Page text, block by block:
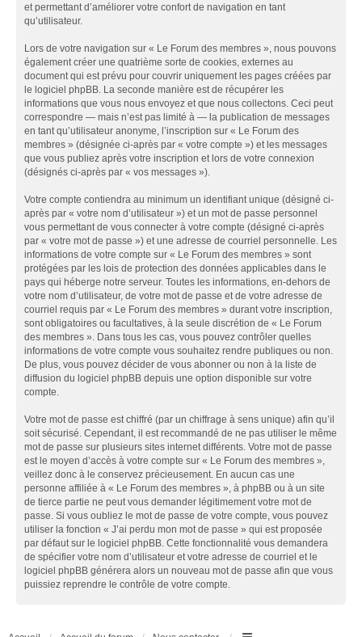
et permettant d’améliorer votre confort de navigation en tant
qu’utilisateur.
Lors de votre navigation sur « Le Forum des membres », nous pouvons
également créer une quatrième sorte de cookies, externes au
document qui est prévu pour couvrir uniquement les pages créées par
le logiciel phpBB. La seconde manière est de récupérer les
informations que vous nous envoyez et que nous collectons. Ceci peut
correspondre — mais n’est pas limité à — la publication de messages
en tant qu’utilisateur anonyme, l’inscription sur « Le Forum des
membres » (désignée ci-après par « votre compte ») et les messages
que vous publiez après votre inscription et lors de votre connexion
(désignés ci-après par « vos messages »).
Votre compte contiendra au minimum un identifiant unique (désigné ci-
après par « votre nom d’utilisateur ») et un mot de passe personnel
vous permettant de vous connecter à votre compte (désigné ci-après
par « votre mot de passe ») et une adresse de courriel personnelle. Les
informations de votre compte sur « Le Forum des membres » sont
protégées par les lois de protection des données applicables dans le
pays qui héberge notre serveur. Toutes les informations, en-dehors de
votre nom d’utilisateur, de votre mot de passe et de votre adresse de
courriel requis par « Le Forum des membres » durant votre inscription,
sont obligatoires ou facultatives, à la seule discrétion de « Le Forum
des membres ». Dans tous les cas, vous pouvez contrôler quelles
informations de votre compte vous souhaitez rendre publiques ou non.
De plus, vous pouvez décider de vous abonner ou non à la liste de
diffusion du logiciel phpBB depuis une option disponible sur votre
compte.
Votre mot de passe est chiffré (par un chiffrage à sens unique) afin qu’il
soit sécurisé. Cependant, il est recommandé de ne pas utiliser le même
mot de passe sur plusieurs sites internet différents. Votre mot de passe
est le moyen d’accès à votre compte sur « Le Forum des membres »,
veillez donc à le conservez précieusement. En aucun cas une
personne affiliée à « Le Forum des membres », à phpBB ou à un site
de tierce partie ne peut vous demander légitimement votre mot de
passe. Si vous oubliez le mot de passe de votre compte, vous pouvez
utiliser la fonction « J’ai perdu mon mot de passe » qui est proposée
par défaut sur le logiciel phpBB. Cette fonctionnalité vous demandera
de spécifier votre nom d’utilisateur et votre adresse de courriel et le
logiciel phpBB générera alors un nouveau mot de passe afin que vous
puissiez reprendre le contrôle de votre compte.